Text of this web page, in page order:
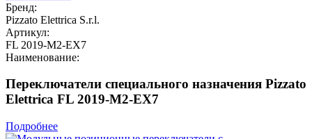
Бренд:
Pizzato Elettrica S.r.l.
Артикул:
FL 2019-M2-EX7
Наименование:
Переключатели специального назначения Pizzato
Elettrica FL 2019-M2-EX7
Подробнее